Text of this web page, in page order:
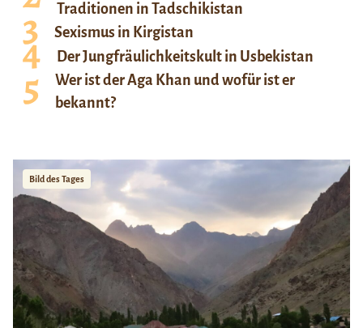
Traditionen in Tadschikistan
Sexismus in Kirgistan
Der Jungfräulichkeitskult in Usbekistan
Wer ist der Aga Khan und wofür ist er
bekannt?
Bild des Tages